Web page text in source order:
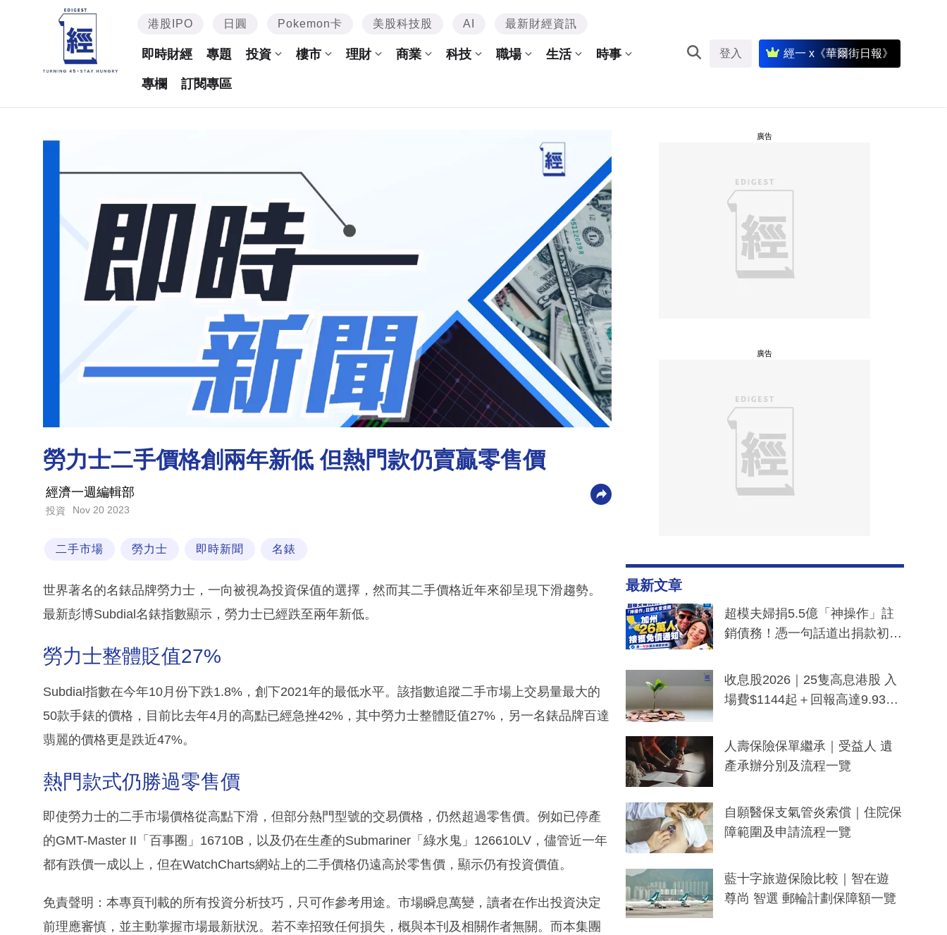
港股IPO 日圓 Pokemon卡 美股科技股 AI 最新財經資訊
即時財經 專題 投資 樓市 理財 商業 科技 職場 生活 時事
專欄 訂閱專區
登入 經一 x《華爾街日報》
勞力士二手價格創兩年新低 但熱門款仍賣贏零售價
經濟一週編輯部
投資 Nov 20 2023
二手市場 勞力士 即時新聞 名錶
世界著名的名錶品牌勞力士，一向被視為投資保值的選擇，然而其二手價格近年來卻呈現下滑趨勢。
最新彭博Subdial名錶指數顯示，勞力士已經跌至兩年新低。
勞力士整體貶值27%
Subdial指數在今年10月份下跌1.8%，創下2021年的最低水平。該指數追蹤二手市場上交易量最大的
50款手錶的價格，目前比去年4月的高點已經急挫42%，其中勞力士整體貶值27%，另一名錶品牌百達
翡麗的價格更是跌近47%。
熱門款式仍勝過零售價
即使勞力士的二手市場價格從高點下滑，但部分熱門型號的交易價格，仍然超過零售價。例如已停產
的GMT-Master II「百事圈」16710B，以及仍在生產的Submariner「綠水鬼」126610LV，儘管近一年
都有跌價一成以上，但在WatchCharts網站上的二手價格仍遠高於零售價，顯示仍有投資價值。
免責聲明：本專頁刊載的所有投資分析技巧，只可作參考用途。市場瞬息萬變，讀者在作出投資決定
前理應審慎，並主動掌握市場最新狀況。若不幸招致任何損失，概與本刊及相關作者無關。而本集團
廣告
廣告
最新文章
超模夫婦捐5.5億「神操作」註
銷債務！憑一句話道出捐款初
一度被誤當詐騙手段
收息股2026｜25隻高息港股 入
場費$1144起＋回報高達9.93
人壽保險保單繼承｜受益人 遺
產承辦分別及流程一覽
自願醫保支氣管炎索償｜住院保
障範圍及申請流程一覽
藍十字旅遊保險比較｜智在遊
尊尚 智選 郵輪計劃保障額一覽